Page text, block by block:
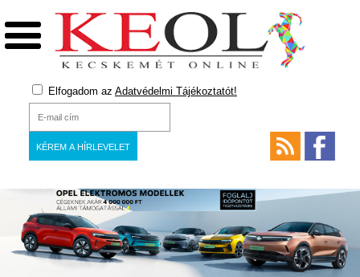
Elfogadom az Adatvédelmi Tájékoztatót!